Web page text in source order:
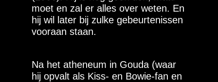
moet en zal er alles over weten. En
hij wil later bij zulke gebeurtenissen
vooraan staan.
Na het atheneum in Gouda (waar
hij opvalt als Kiss- en Bowie-fan en